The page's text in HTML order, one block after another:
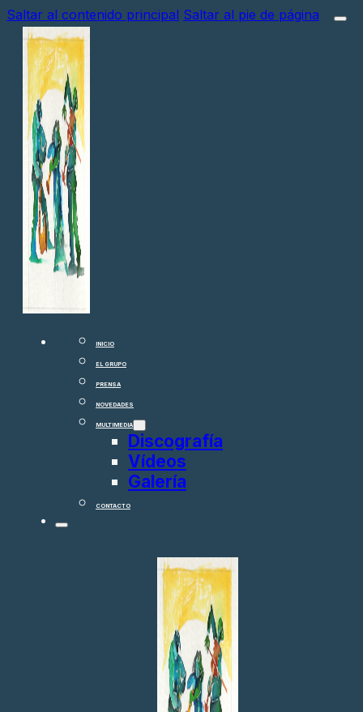
Saltar al contenido principal Saltar al pie de página
INICIO
EL GRUPO
PRENSA
NOVEDADES
MULTIMEDIA
Discografía
Vídeos
Galería
CONTACTO